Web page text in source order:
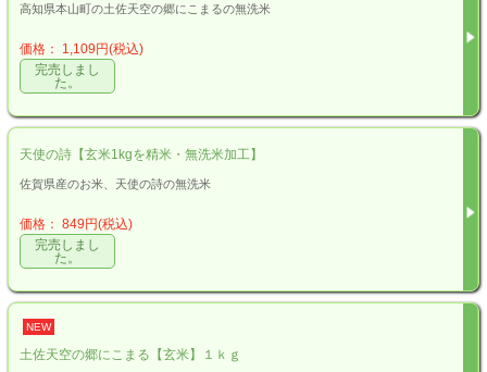
高知県本山町の土佐天空の郷にこまるの無洗米
価格： 1,109円(税込)
完売しまし
た。
天使の詩【玄米1kgを精米・無洗米加工】
佐賀県産のお米、天使の詩の無洗米
価格： 849円(税込)
完売しまし
た。
NEW
土佐天空の郷にこまる【玄米】１ｋｇ